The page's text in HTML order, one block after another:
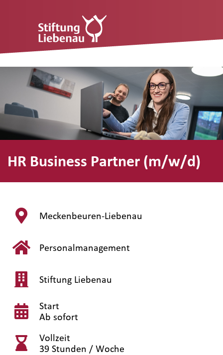
HR Business Partner (m/w/d)
Meckenbeuren-Liebenau
Personalmanagement
Stiftung Liebenau
Start
Ab sofort
Vollzeit
39 Stunden / Woche